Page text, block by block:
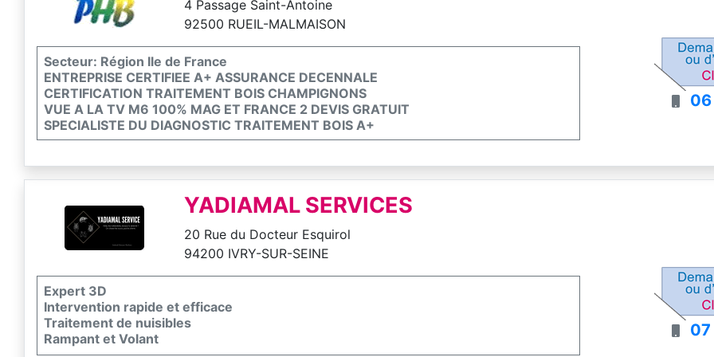
4 Passage Saint-Antoine
92500 RUEIL-MALMAISON
Secteur: Région Ile de France
ENTREPRISE CERTIFIEE A+ ASSURANCE DECENNALE
CERTIFICATION TRAITEMENT BOIS CHAMPIGNONS
VUE A LA TV M6 100% MAG ET FRANCE 2 DEVIS GRATUIT
SPECIALISTE DU DIAGNOSTIC TRAITEMENT BOIS A+
06
YADIAMAL SERVICES
20 Rue du Docteur Esquirol
94200 IVRY-SUR-SEINE
Expert 3D
Intervention rapide et efficace
Traitement de nuisibles
Rampant et Volant
07